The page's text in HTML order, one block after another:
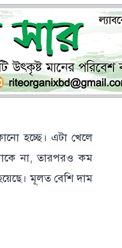
হচ্ছে। এটা খেলে
না, তারপরও কম
মূলত বেশি দাম